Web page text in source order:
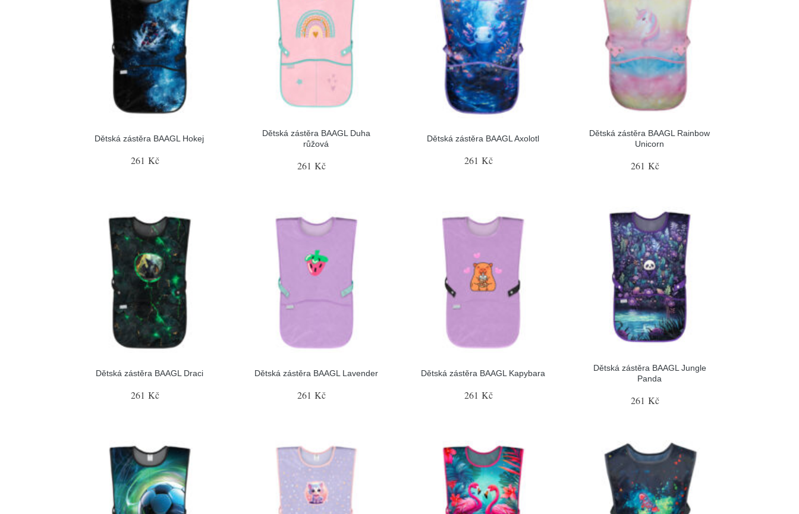
Dětská zástěra BAAGL Hokej
261 Kč
Dětská zástěra BAAGL Duha
růžová
261 Kč
Dětská zástěra BAAGL Axolotl
261 Kč
Dětská zástěra BAAGL Rainbow
Unicorn
261 Kč
Dětská zástěra BAAGL Draci
261 Kč
Dětská zástěra BAAGL Lavender
261 Kč
Dětská zástěra BAAGL Kapybara
261 Kč
Dětská zástěra BAAGL Jungle
Panda
261 Kč